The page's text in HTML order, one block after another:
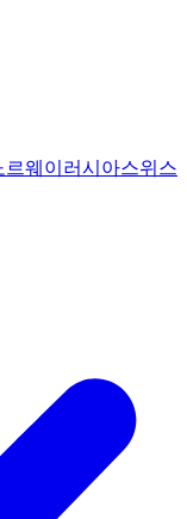
르웨이 러시아스위스